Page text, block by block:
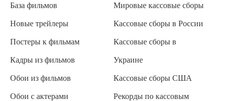
База фильмов
Новые трейлеры
Постеры к фильмам
Кадры из фильмов
Обои из фильмов
Обои с актерами
Мировые кассовые сборы
Кассовые сборы в России
Кассовые сборы в
Украине
Кассовые сборы США
Рекорды по кассовым